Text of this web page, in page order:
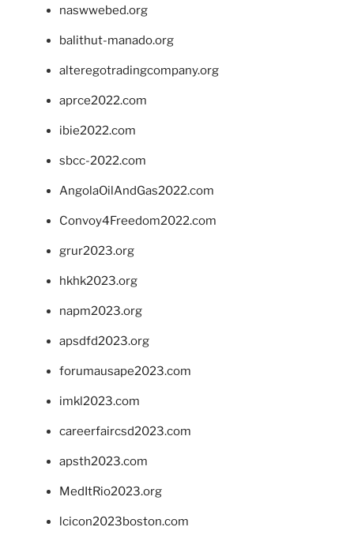
naswwebed.org
balithut-manado.org
alteregotradingcompany.org
aprce2022.com
ibie2022.com
sbcc-2022.com
AngolaOilAndGas2022.com
Convoy4Freedom2022.com
grur2023.org
hkhk2023.org
napm2023.org
apsdfd2023.org
forumausape2023.com
imkl2023.com
careerfaircsd2023.com
apsth2023.com
MedItRio2023.org
lcicon2023boston.com